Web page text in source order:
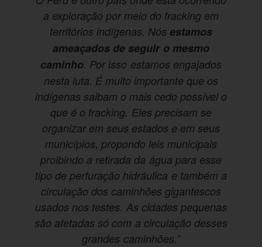
a exploração por meio do fracking em
territórios indígenas. Nós estamos
ameaçados de seguir o mesmo
caminho. Por isso estamos engajados
nesta luta. É muito importante que os
indígenas saibam o mais cedo possível o
que é o fracking. Eles precisam se
organizar em seus estados e em seus
municípios, propondo leis municipais
proibindo a retirada da água para esse
tipo de perfuração hidráulica e também a
circulação dos caminhões gigantescos
usados nos testes. As cidades pequenas
são afetadas só com a circulação desses
grandes caminhões.”